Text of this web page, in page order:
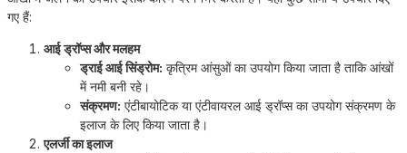
गए हैं:
आई ड्रॉप्स और मलहम
ड्राई आई सिंड्रोम: कृत्रिम आंसुओं का उपयोग किया जाता है ताकि आंखों
में नमी बनी रहे।
संक्रमण: एंटीबायोटिक या एंटीवायरल आई ड्रॉप्स का उपयोग संक्रमण के
इलाज के लिए किया जाता है।
एलर्जी का इलाज